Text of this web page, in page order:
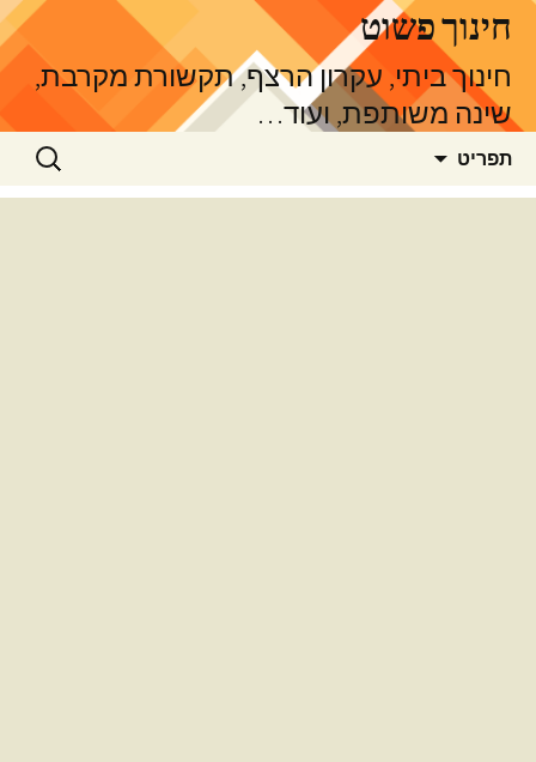
לדלג
לתוכןחינוך פשוט
חינוך ביתי, עקרון הרצף, תקשורת מקרבת,
שינה משותפת, ועוד…
תפריט חיפוש: